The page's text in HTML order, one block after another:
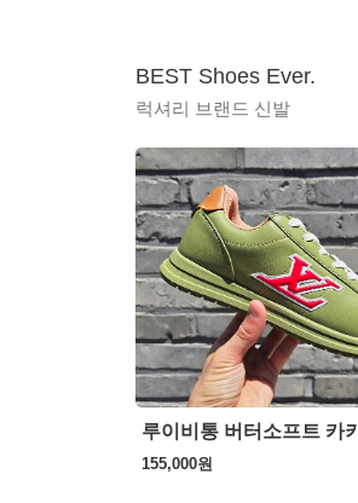
BEST Shoes Ever.
럭셔리 브랜드 신발
루이비통 버터소프트 카키
155,000원